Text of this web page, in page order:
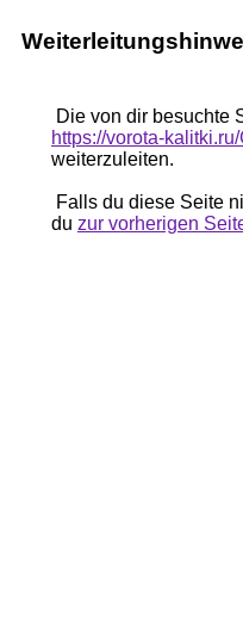
Die von dir besuchte
https://vorota-
weiterzuleiten.
Falls du diese Seite
du zur vorherigen